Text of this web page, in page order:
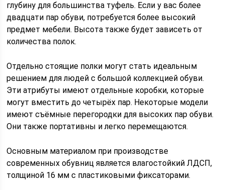
глубину для большинства туфель. Если у вас более
двадцати пар обуви, потребуется более высокий
предмет мебели. Высота также будет зависеть от
количества полок.
Отдельно стоящие полки могут стать идеальным
решением для людей с большой коллекцией обуви.
Эти атрибуты имеют отдельные коробки, которые
могут вместить до четырёх пар. Некоторые модели
имеют съёмные перегородки для высоких пар обуви.
Они также портативны и легко перемещаются.
Основным материалом при производстве
современных обувниц является влагостойкий ЛДСП,
толщиной 16 мм с пластиковыми фиксаторами.